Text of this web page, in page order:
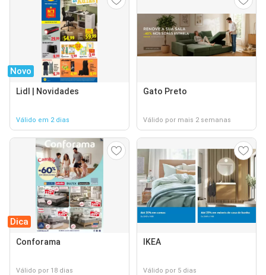
Novo
Lidl | Novidades
Válido em 2 dias
Gato Preto
Válido por mais 2 semanas
Dica
Conforama
Válido por 18 dias
IKEA
Válido por 5 dias